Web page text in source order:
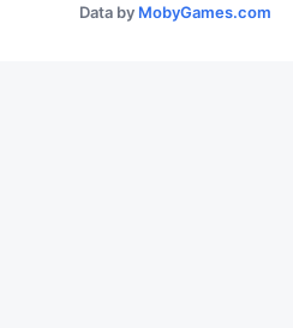
Data by MobyGames.com